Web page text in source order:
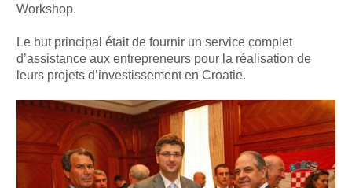
Workshop.
Le but principal était de fournir un service complet
d’assistance aux entrepreneurs pour la réalisation de
leurs projets d’investissement en Croatie.